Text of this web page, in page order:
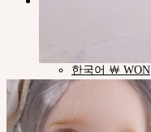
한국어 ￦ WON